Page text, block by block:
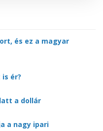
és ez a magyar
ér?
a dollár
a nagy ipari